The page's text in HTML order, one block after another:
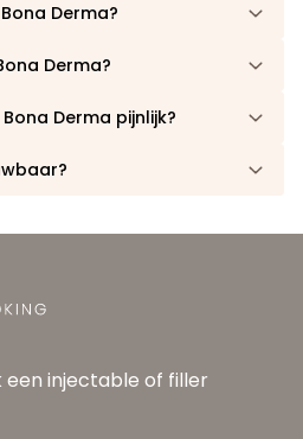
Derma?
Derma?
Derma pijnlijk?
een injectable of filler